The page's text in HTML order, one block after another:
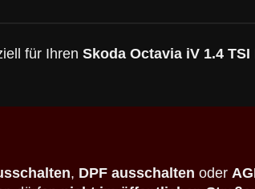
für Ihren Skoda Octavia iV 1.4
, DPF ausschalten oder